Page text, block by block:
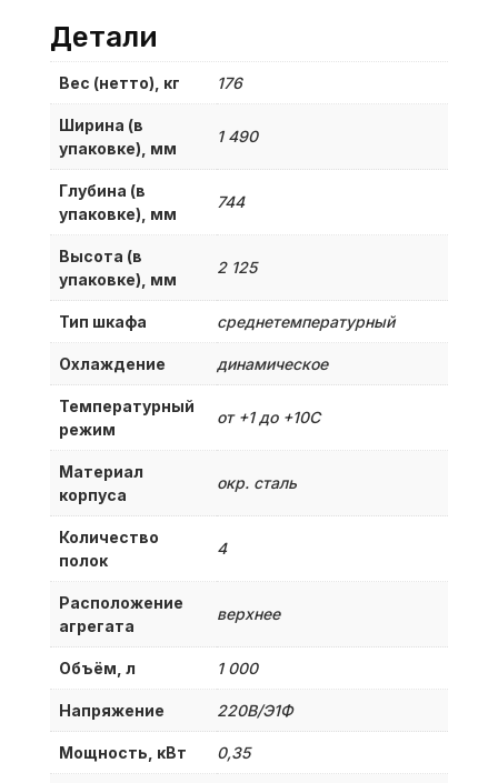
Детали
Вес (нетто), кг 176
Ширина (в
упаковке), мм
1 490
Глубина (в
упаковке), мм
744
Высота (в
упаковке), мм
2 125
Тип шкафа среднетемпературный
Охлаждение динамическое
Температурный
режим
от +1 до +10С
Материал
корпуса
окр. сталь
Количество
полок
4
Расположение
агрегата
верхнее
Объём, л 1 000
Напряжение 220В/Э1Ф
Мощность, кВт 0,35